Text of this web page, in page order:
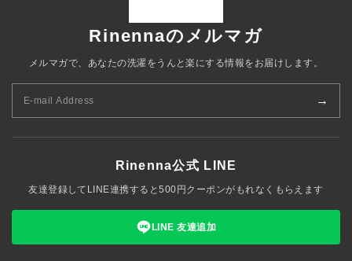
Rinennaのメルマガ
メルマガで、あなたの洗濯をうんと楽にする情報をお届けします。
→
Rinenna公式 LINE
友達登録してLINE連携すると500円クーポンがもれなくもらえます
LINE 友達追加